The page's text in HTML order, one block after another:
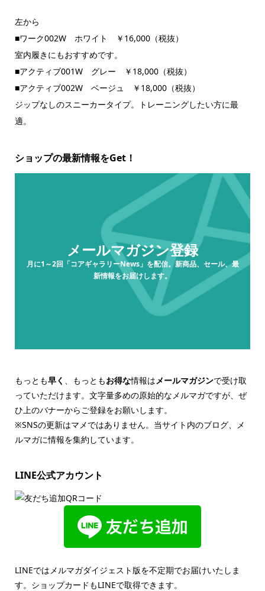
左から
■ワーク002W ホワイト ￥16,000（税抜）
室内履きにもおすすめです。
■アクティブ001W グレー ￥18,000（税抜）
■アクティブ002W ベージュ ￥18,000（税抜）
ジップなしのスニーカータイプ。トレーニングしたい方に最
適。
ショップの最新情報をGet！
メールマガジン登録
月に1～2回「コアギャラリーNews」を配信。新商品、セール、最
新情報をお届けします。
もっとも早く 、もっともお得な情報はメールマガジンで受け取
っていただけます。文字量多めの原始的なメルマガですが、ぜ
ひ上のバナーからご登録をお願いします。
※SNSの更新はマメではありません。当サイト内のブログ、メ
ルマガに情報を集約しています。
LINE公式アカウント
LINEではメルマガダイジェスト版を不定期でお届けいたしま
す。ショップカードもLINEで取得できます。